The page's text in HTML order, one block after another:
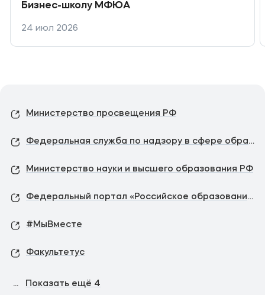
Бизнес-школу МФЮА
24 июл 2026
Министерство просвещения РФ
Федеральная служба по надзору в сфере образования и науки
Министерство науки и высшего образования РФ
Федеральный портал «Российское образование»
#МыВместе
Факультетус
... Показать ещё 4